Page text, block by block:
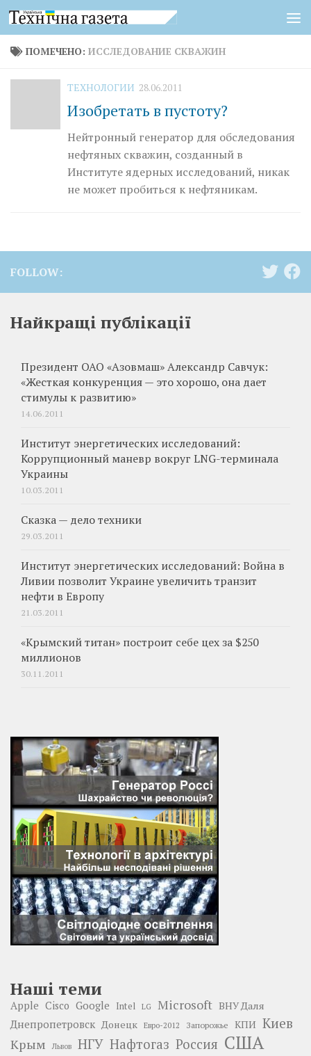
Перейти к содержимому
ПОМЕЧЕНО: ИССЛЕДОВАНИЕ СКВАЖИН
ТЕХНОЛОГИИ 28.06.2011
Изобретать в пустоту?
Нейтронный генератор для обследования
нефтяных скважин, созданный в
Институте ядерных исследований, никак
не может пробиться к нефтяникам.
FOLLOW:
Найкращі публікації
Президент ОАО «Азовмаш» Александр Савчук:
«Жесткая конкуренция — это хорошо, она дает
стимулы к развитию»
14.06.2011
Институт энергетических исследований:
Коррупционный маневр вокруг LNG-терминала
Украины
10.03.2011
Сказка — дело техники
29.03.2011
Институт энергетических исследований: Война в
Ливии позволит Украине увеличить транзит
нефти в Европу
21.03.2011
«Крымский титан» построит себе цех за $250
миллионов
30.11.2011
Наші теми
Apple Cisco Google Intel LG Microsoft ВНУ Даля
Днепропетровск Донецк Евро-2012 Запорожье КПИ Киев
Крым Львов НГУ Нафтогаз Россия США